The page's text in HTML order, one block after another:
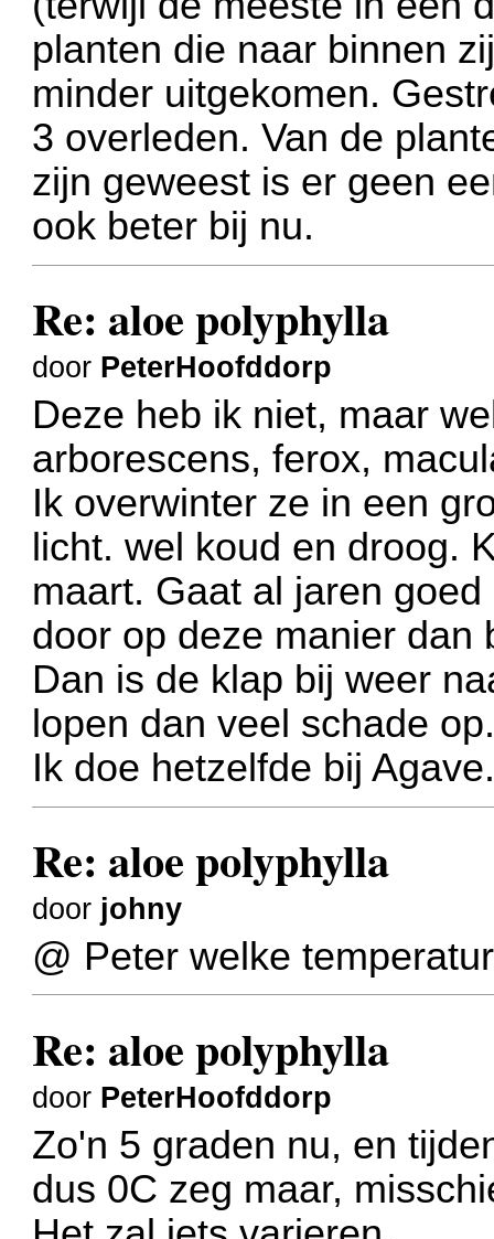
planten die naar binnen
minder uitgekomen.
3 overleden. Van de
zijn geweest is er geen
ook beter bij nu.
Re: aloe polyphylla
door PeterHoofddorp
Deze heb ik niet, maar
arborescens, ferox,
Ik overwinter ze in een
licht. wel koud en droog.
maart. Gaat al jaren
door op deze manier dan
Dan is de klap bij weer
lopen dan veel schade
Ik doe hetzelfde bij
Re: aloe polyphylla
door johny
@ Peter welke
Re: aloe polyphylla
door PeterHoofddorp
Zo'n 5 graden nu, en
dus 0C zeg maar,